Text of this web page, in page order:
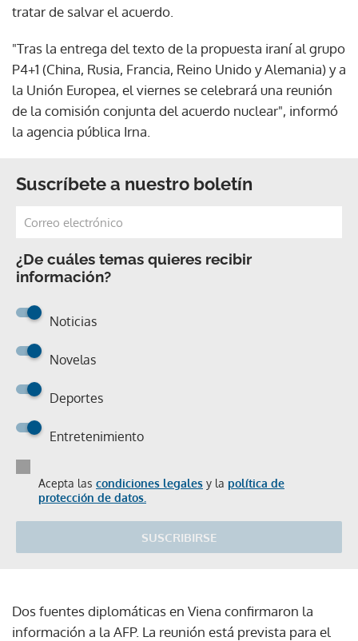
tratar de salvar el acuerdo.
"Tras la entrega del texto de la propuesta iraní al grupo
P4+1 (China, Rusia, Francia, Reino Unido y Alemania) y a
la Unión Europea, el viernes se celebrará una reunión
de la comisión conjunta del acuerdo nuclear", informó
la agencia pública Irna.
Suscríbete a nuestro boletín
¿De cuáles temas quieres recibir
información?
Noticias
Novelas
Deportes
Entretenimiento
Acepta las condiciones legales y la política de
protección de datos.
SUSCRIBIRSE
Dos fuentes diplomáticas en Viena confirmaron la
información a la AFP. La reunión está prevista para el